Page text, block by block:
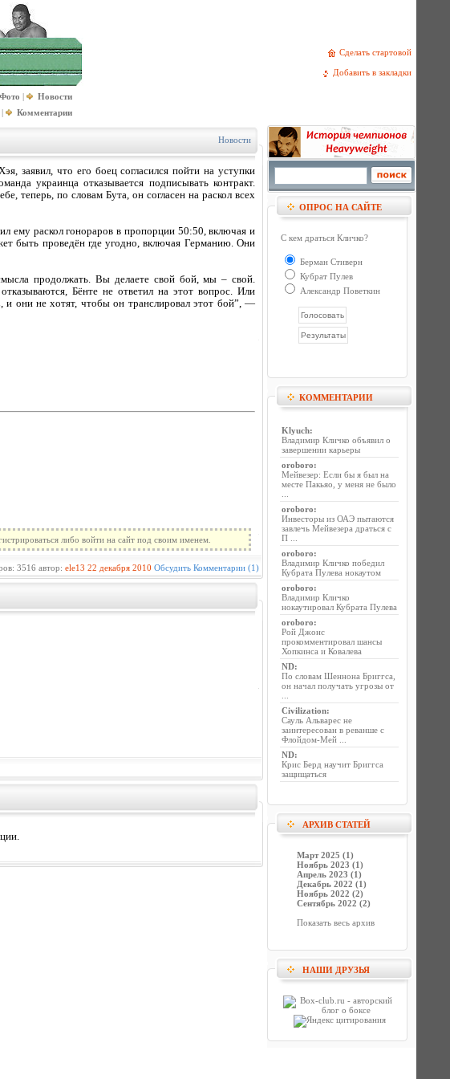
Сделать стартовой
Добавить в закладки
Фото |
Новости
| Комментарии
Новости
заявил, что его боец согласился пойти на уступки
украинца отказывается подписывать контракт.
теперь, по словам Бута, он согласен на раскол всех
ему раскол гонораров в пропорции 50:50, включая и
быть проведён где угодно, включая Германию. Они
продолжать. Вы делаете свой бой, мы – свой.
Бёнте не ответил на этот вопрос. Или
и они не хотят, чтобы он транслировал этот бой”, —
либо войти на сайт под своим именем.
3516 автор: ele13 22 декабря 2010 Обсудить Комментарии (1)
ОПРОС НА САЙТЕ
С кем драться Кличко?
Берман Стиверн
Кубрат Пулев
Александр Поветкин
КОММЕНТАРИИ
Klyuch:
Владимир Кличко объявил о
завершении карьеры
oroboro:
Мейвезер: Если бы я был на
месте Пакьяо, у меня не было
oroboro:
Инвесторы из ОАЭ пытаются
завлечь Мейвезера драться с
П ...
oroboro:
Владимир Кличко победил
Кубрата Пулева нокаутом
oroboro:
Владимир Кличко
нокаутировал Кубрата Пулева
oroboro:
Рой Джонс
прокомментировал шансы
Хопкинса и Ковалева
ND:
По словам Шеннона Бриггса,
он начал получать угрозы от
Civilization:
Сауль Альварес не
заинтересован в реванше с
Флойдом-Мей ...
ND:
Крис Берд научит Бриггса
защищаться
АРХИВ СТАТЕЙ
Март 2025 (1)
Ноябрь 2023 (1)
Апрель 2023 (1)
Декабрь 2022 (1)
Ноябрь 2022 (2)
Сентябрь 2022 (2)
Показать весь архив
НАШИ ДРУЗЬЯ